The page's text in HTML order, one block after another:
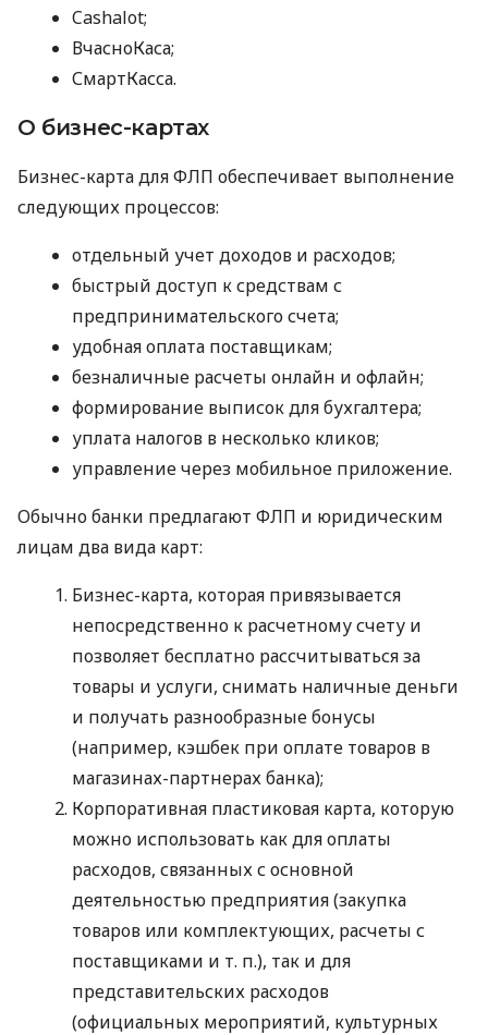
Cashalot;
ВчасноКаса;
СмартКасса.
О бизнес-картах
Бизнес-карта для ФЛП обеспечивает выполнение
следующих процессов:
отдельный учет доходов и расходов;
быстрый доступ к средствам с
предпринимательского счета;
удобная оплата поставщикам;
безналичные расчеты онлайн и офлайн;
формирование выписок для бухгалтера;
уплата налогов в несколько кликов;
управление через мобильное приложение.
Обычно банки предлагают ФЛП и юридическим
лицам два вида карт:
Бизнес-карта, которая привязывается
непосредственно к расчетному счету и
позволяет бесплатно рассчитываться за
товары и услуги, снимать наличные деньги
и получать разнообразные бонусы
(например, кэшбек при оплате товаров в
магазинах-партнерах банка);
Корпоративная пластиковая карта, которую
можно использовать как для оплаты
расходов, связанных с основной
деятельностью предприятия (закупка
товаров или комплектующих, расчеты с
поставщиками и т. п.), так и для
представительских расходов
(официальных мероприятий, культурных